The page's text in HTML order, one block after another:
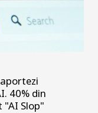
40% din
Slop"